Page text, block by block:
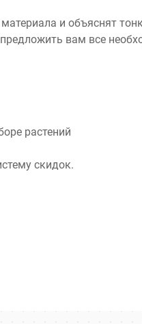
и объяснят
вам все
растений
скидок.